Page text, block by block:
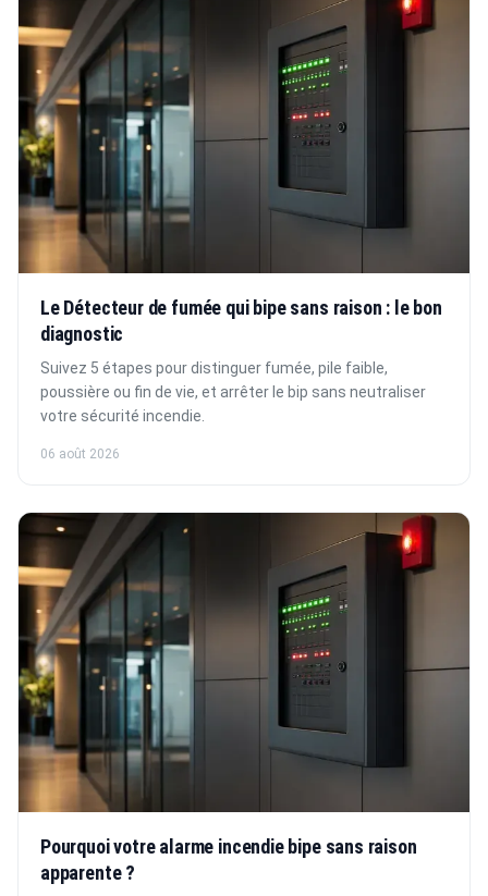
Le Détecteur de fumée qui bipe sans raison : le bon
diagnostic
Suivez 5 étapes pour distinguer fumée, pile faible,
poussière ou fin de vie, et arrêter le bip sans neutraliser
votre sécurité incendie.
06 août 2026
Pourquoi votre alarme incendie bipe sans raison
apparente ?